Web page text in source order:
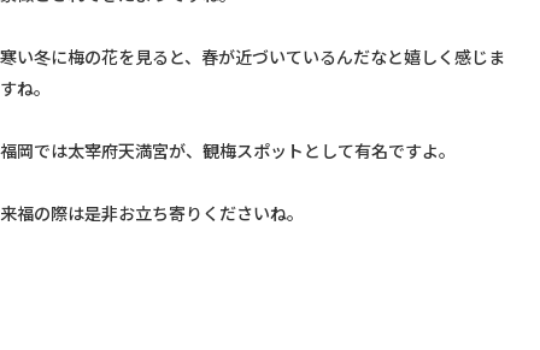
寒い冬に梅の花を見ると、春が近づいているんだなと嬉しく感じま
すね。
福岡では太宰府天満宮が、観梅スポットとして有名ですよ。
来福の際は是非お立ち寄りくださいね。